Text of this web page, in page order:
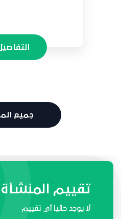
جميع
طلبات
تقييم المنشأة
لا يوجد حاليا أي تقييم